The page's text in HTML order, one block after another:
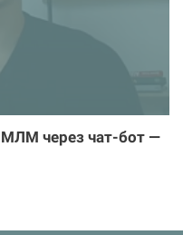
МЛМ через чат-бот —